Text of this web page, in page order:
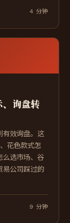
4 分钟
询盘转
有效询盘。这
花色款式怎
么选市场、谷
易公司踩过的
9 分钟